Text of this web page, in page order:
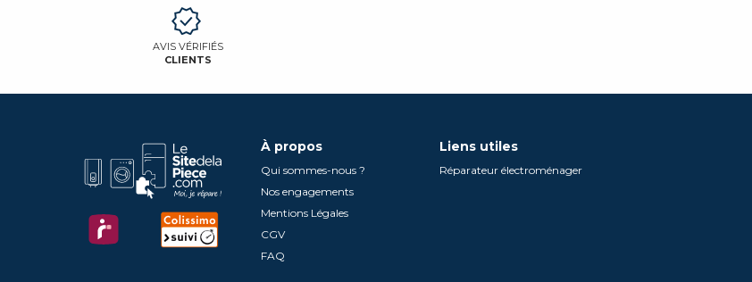
AVIS VÉRIFIÉS
CLIENTS
À propos
Qui sommes-nous ?
Nos engagements
Mentions Légales
CGV
FAQ
Liens utiles
Réparateur électroménager